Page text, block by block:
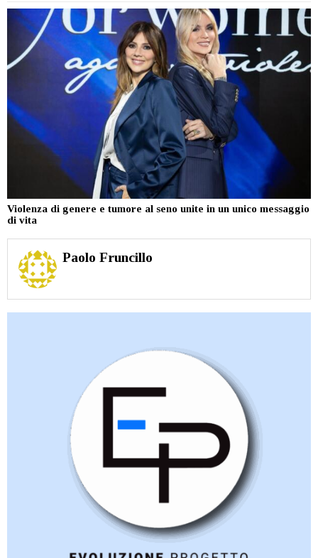
Violenza di genere e tumore al seno unite in un unico messaggio
di vita
Paolo Fruncillo